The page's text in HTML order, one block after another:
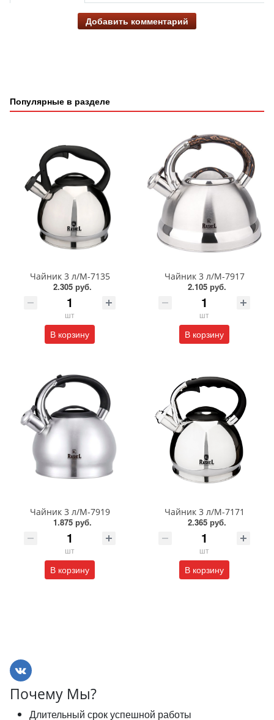
Добавить комментарий
Популярные в разделе
Чайник 3 л/М-7135
2.305 руб.
шт
В корзину
Чайник 3 л/М-7917
2.105 руб.
шт
В корзину
Чайник 3 л/М-7919
1.875 руб.
шт
В корзину
Чайник 3 л/М-7171
2.365 руб.
шт
В корзину
Почему Мы?
Длительный срок успешной работы